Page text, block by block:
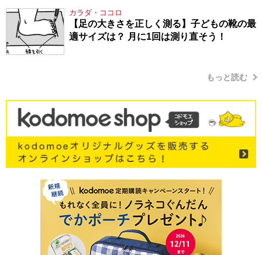
カラダ・ココロ
【足の大きさを正しく測る】子どもの靴の最
適サイズは？ 月に1回は測り直そう！
もっと読む